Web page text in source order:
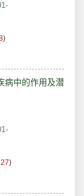
)
病中的作用及潜
)